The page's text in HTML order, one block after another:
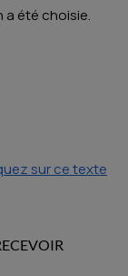
a été choisie.
sur ce texte